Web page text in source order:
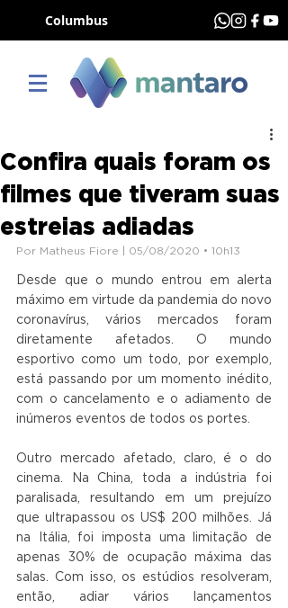
Columbus
Confira quais foram os
filmes que tiveram suas
estreias adiadas
Por Matheus Fiore | 05/08/2020 • 10h13
Desde que o mundo entrou em alerta
máximo em virtude da pandemia do novo
coronavírus, vários mercados foram
diretamente afetados. O mundo
esportivo como um todo, por exemplo,
está passando por um momento inédito,
com o cancelamento e o adiamento de
inúmeros eventos de todos os portes.
Outro mercado afetado, claro, é o do
cinema. Na China, toda a indústria foi
paralisada, resultando em um prejuízo
que ultrapassou os US$ 200 milhões. Já
na Itália, foi imposta uma limitação de
apenas 30% de ocupação máxima das
salas. Com isso, os estúdios resolveram,
então, adiar vários lançamentos